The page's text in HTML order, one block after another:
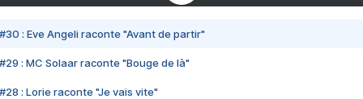
#30 : Eve Angeli raconte "Avant de partir"
#29 : MC Solaar raconte "Bouge de là"
#28 : Lorie raconte "Je vais vite"